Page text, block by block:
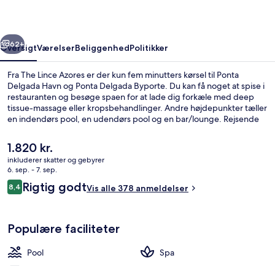
Næste
62+
OversigtVærelserBeliggenhedPolitikker
Fra The Lince Azores er der kun fem minutters kørsel til Ponta
Delgada Havn og Ponta Delgada Byporte. Du kan få noget at spise i
restauranten og besøge spaen for at lade dig forkæle med deep
tissue-massage eller kropsbehandlinger. Andre højdepunkter tæller
en indendørs pool, en udendørs pool og en bar/lounge. Rejsende
forhold.
Den
nuværende
pris
er
1.820 kr.
1.820 kr.
inkluderer skatter og gebyrer
6. sep. - 7. sep.
Anmeldelser
8,48,4 ud af 10.
Rigtig godtVis alle 378 anmeldelser
Populære faciliteter
Pool
Spa